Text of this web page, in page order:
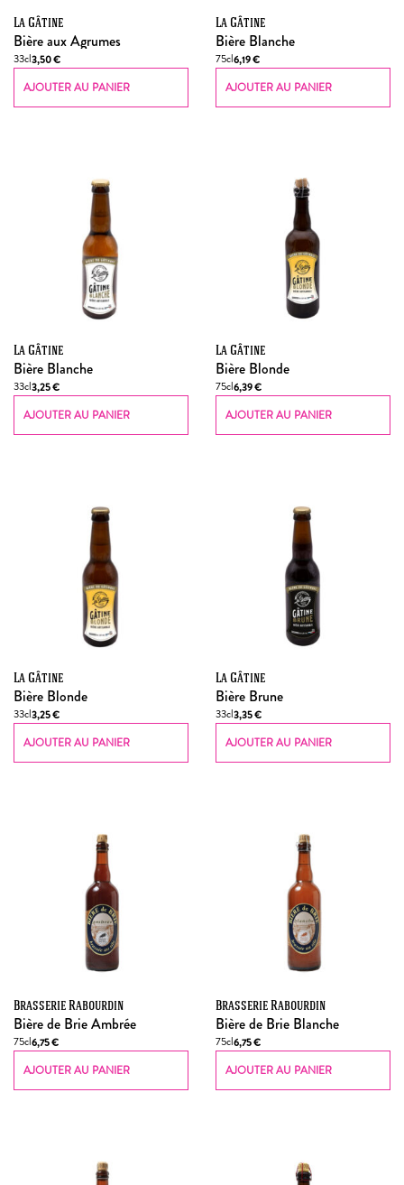
La Gâtine
Bière aux Agrumes
33cl3,50€
AJOUTER AU PANIER
La Gâtine
Bière Blanche
75cl6,19€
AJOUTER AU PANIER
La Gâtine
Bière Blanche
33cl3,25€
AJOUTER AU PANIER
La Gâtine
Bière Blonde
75cl6,39€
AJOUTER AU PANIER
La Gâtine
Bière Blonde
33cl3,25€
AJOUTER AU PANIER
La Gâtine
Bière Brune
33cl3,35€
AJOUTER AU PANIER
Brasserie Rabourdin
Bière de Brie Ambrée
75cl6,75€
AJOUTER AU PANIER
Brasserie Rabourdin
Bière de Brie Blanche
75cl6,75€
AJOUTER AU PANIER